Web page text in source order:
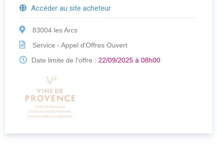
Accéder au site acheteur
83004 les Arcs
Service - Appel d'Offres Ouvert
Date limite de l'offre : 22/09/2025 à 08h00